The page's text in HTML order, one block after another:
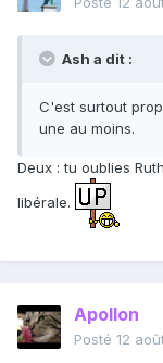
Ash a dit :
C'est surtout
une au moins.
Deux : tu oublies
libérale.
Apollon
Posté 12